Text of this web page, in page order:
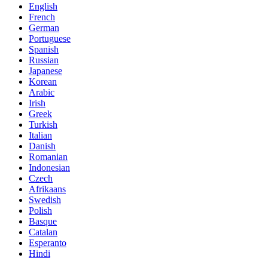
English
French
German
Portuguese
Spanish
Russian
Japanese
Korean
Arabic
Irish
Greek
Turkish
Italian
Danish
Romanian
Indonesian
Czech
Afrikaans
Swedish
Polish
Basque
Catalan
Esperanto
Hindi